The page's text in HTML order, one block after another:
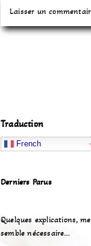
Traduction
French
Derniers Parus
Quelques explications, me
semble nécessaire…